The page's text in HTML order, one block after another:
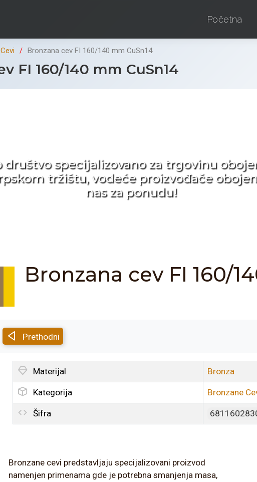
Početna
Bronzana cev FI 160/140 mm CuSn14
FI 160/140 mm CuSn14
društvo specijalizovano za trgovinu
tržištu, vodeće proizvođače
nas za ponudu!
Bronzana cev FI 160/
Prethodni
Materijal Bronza
Kategorija Bronzane
Šifra
Bronzane cevi predstavljaju specijalizovani proizvod
namenjen primenama gde je potrebna smanjenja masa,